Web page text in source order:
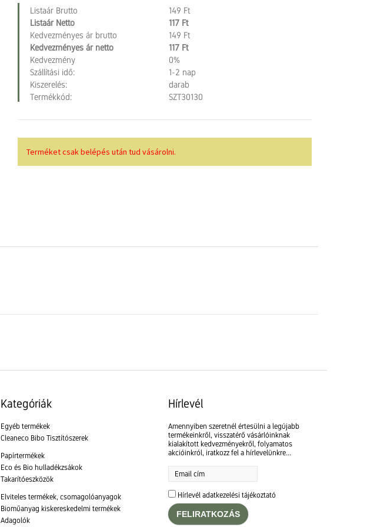
Listaár Brutto
149 Ft
Listaár Netto
117 Ft
Kedvezményes ár brutto
149 Ft
Kedvezményes ár netto
117 Ft
Kedvezmény
0%
Szállítási idő:
1-2 nap
Kiszerelés:
darab
Termékkód:
SZT30130
Terméket csak belépés után tud vásárolni.
Kategóriák
Egyéb termékek
Cleaneco Bibo Tisztítószerek
Papírtermékek
Eco és Bio hulladékzsákok
Takarítóeszközök
Elviteles termékek, csomagolóanyagok
Bioműanyag kiskereskedelmi termékek
Adagolók
Hírlevél
Amennyiben szeretnél értesülni a legújabb
termékeinkről, visszatérő vásárlóinknak
kialakított kedvezményekről, folyamatos
akcióinkról, iratkozz fel a hírlevelünkre...
Hírlevél adatkezelési tájékoztató
FELIRATKOZÁS